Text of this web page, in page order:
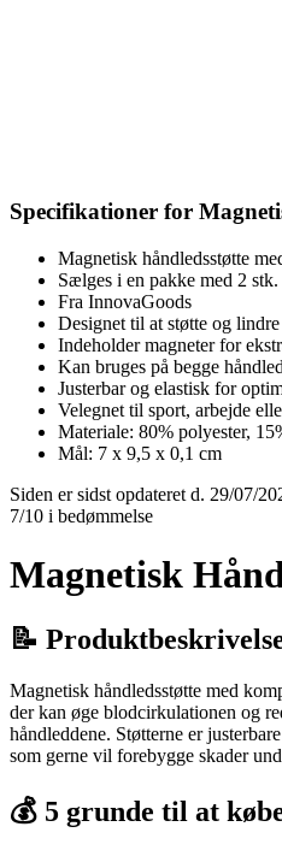
Specifikationer for
Magnetisk håndledsstøtte
Sælges i en pakke med 2 stk.
Fra InnovaGoods
Designet til at støtte og
Indeholder magneter for
Kan bruges på begge håndled
Justerbar og elastisk for
Velegnet til sport, arbejde
Materiale: 80% polyester,
Mål: 7 x 9,5 x 0,1 cm
Siden er sidst opdateret d. 29/07/
7/10 i bedømmelse
Magnetisk
📝
Magnetisk håndledsstøtte med
der kan øge blodcirkulationen og
håndleddene. Støtterne er
som gerne vil forebygge skader
💰 5 grunde til at